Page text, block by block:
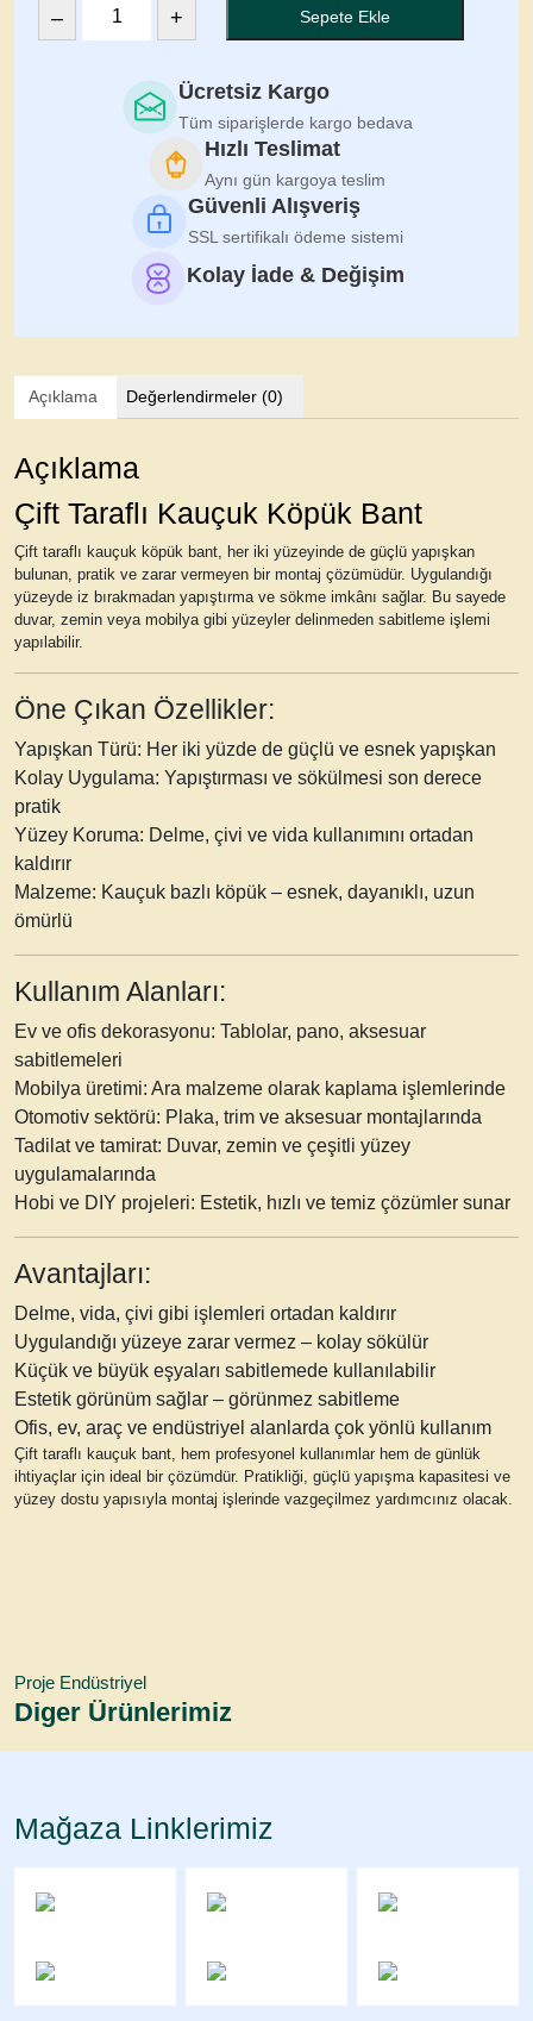
Yapışkanlı
– + Sepete Ekle
Ücretsiz Kargo
Tüm siparişlerde kargo bedava
Hızlı Teslimat
Aynı gün kargoya teslim
Güvenli Alışveriş
SSL sertifikalı ödeme sistemi
Kolay İade & Değişim
Açıklama Değerlendirmeler (0)
Açıklama
Çift Taraflı Kauçuk Köpük Bant
Çift taraflı kauçuk köpük bant , her iki yüzeyinde de güçlü yapışkan
bulunan, pratik ve zarar vermeyen bir montaj çözümüdür. Uygulandığı
yüzeyde iz bırakmadan yapıştırma ve sökme imkânı sağlar. Bu sayede
duvar, zemin veya mobilya gibi yüzeyler delinmeden sabitleme işlemi
yapılabilir.
Öne Çıkan Özellikler:
Yapışkan Türü: Her iki yüzde de güçlü ve esnek yapışkan
Kolay Uygulama: Yapıştırması ve sökülmesi son derece
pratik
Yüzey Koruma: Delme, çivi ve vida kullanımını ortadan
kaldırır
Malzeme: Kauçuk bazlı köpük – esnek, dayanıklı, uzun
ömürlü
Kullanım Alanları:
Ev ve ofis dekorasyonu: Tablolar, pano, aksesuar
sabitlemeleri
Mobilya üretimi: Ara malzeme olarak kaplama işlemlerinde
Otomotiv sektörü: Plaka, trim ve aksesuar montajlarında
Tadilat ve tamirat: Duvar, zemin ve çeşitli yüzey
uygulamalarında
Hobi ve DIY projeleri: Estetik, hızlı ve temiz çözümler sunar
Avantajları:
Delme, vida, çivi gibi işlemleri ortadan kaldırır
Uygulandığı yüzeye zarar vermez – kolay sökülür
Küçük ve büyük eşyaları sabitlemede kullanılabilir
Estetik görünüm sağlar – görünmez sabitleme
Ofis, ev, araç ve endüstriyel alanlarda çok yönlü kullanım
Çift taraflı kauçuk bant , hem profesyonel kullanımlar hem de günlük
ihtiyaçlar için ideal bir çözümdür. Pratikliği, güçlü yapışma kapasitesi ve
yüzey dostu yapısıyla montaj işlerinde vazgeçilmez yardımcınız olacak.
Proje Endüstriyel
Diger Ürünlerimiz
Mağaza Linklerimiz